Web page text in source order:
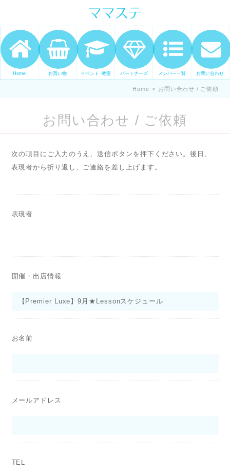
ママの才能発信します。 手づくり
表現ステージ ママステ スキル・セ
ンスを表現したいママが集まって
ます。
Home お買い物 イベント･教室 パートナーズ メンバー一覧 お問い合わせ
Home > お問い合わせ / ご依頼
お問い合わせ / ご依頼
次の項目にご入力のうえ、送信ボタンを押下ください。後日、
表現者から折り返し、ご連絡を差し上げます。
表現者
開催・出店情報
お名前
メールアドレス
TEL